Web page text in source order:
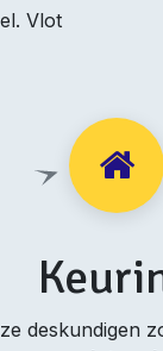
Vlot
deskundigen